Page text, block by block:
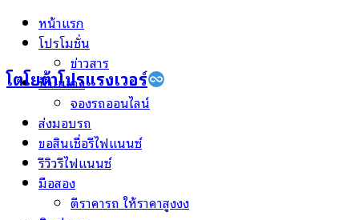
Skip
โตโยต้าโปรแรงเวอร์
หน้าแรก
โปรโมชั่น
ข่าวสาร
ป้ายแดง
จองรถออนไลน์
ส่งมอบรถ
ขอสินเชื่อรีไฟแนนซ์
รีวิวรีไฟแนนซ์
มือสอง
ตีราคารถ ให้ราคาสูงงง